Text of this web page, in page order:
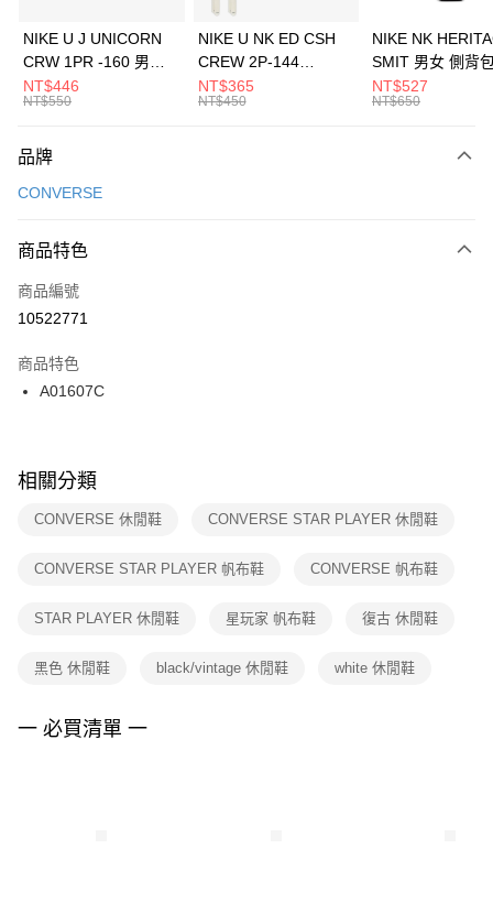
元大商業銀行
台灣樂天信用卡公司
全盈+PAY
AFTEE先享後付
【關於「AFTEE先享後付」】
便利好安心！
３．安心：先確認商品／服務後，再付款。
【「AFTEE先享後付」結帳流程】
１．於結帳方式選擇「AFTEE先享後付」後，將跳轉至「AFTEE先享後付」
２．訂單成立數日內，您將收到繳費通知簡訊。
３．收到繳費通知簡訊後14天內，點擊此簡訊中的連結，可透過四大超商／
ATM／網路銀行／等多元方式進行付款，方視為交易完成。
※ 交易是否成功請以「AFTEE先享後付 」之結帳頁面顯示為準，若有關於
是否繳費成功／繳費後需取消欲退款等相關疑問，請聯繫「AFTEE先享後付
客戶支援中心」 https://netprotections.freshdesk.com/support/home
１．透過由恩沛科技股份有限公司提供之「AFTEE先享後付」服務完成之交
權轉讓予恩沛科技股份有限公司。
３．未成年的使用者請事先徵得法定代理人或監護人之同意方可使用
４．使用「AFTEE先享後付」時，將依據個別帳號之用戶狀況，依本公司即
運送方式
每筆NT$100，滿NT$1,500(含以上)免運費
宅配
每筆NT$100，滿NT$1,500(含以上)免運費
付款後門市自取
每筆NT$100，滿NT$1,500(含以上)免運費
NIKE U J UNICORN
CRW 1PR -160 男女
中統襪 FZ3393100
NT$446
NT$550
NIKE U NK ED CSH
CREW 2P-144
EMBRDY 男女 短統襪
FZ3073133
NT$365
NT$450
NIKE NK
SMIT 男女 側背
BA5871010
NT$527
NT$650
品牌
CONVERSE
商品特色
商品編號
10522771
商品特色
A01607C
相關分類
CONVERSE 休閒鞋 CONVERSE STAR PLAYER 休閒鞋
CONVERSE STAR PLAYER 帆布鞋 CONVERSE 帆布鞋
STAR PLAYER 休閒鞋 星玩家 帆布鞋 復古 休閒鞋
黑色 休閒鞋 black/vintage 休閒鞋 white 休閒鞋
一 必買清單 一